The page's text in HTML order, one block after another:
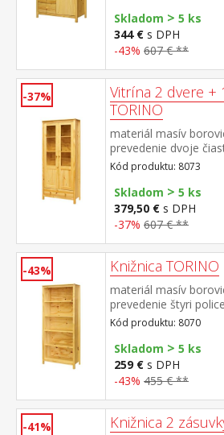
Skladom > 5 ks
344 € s DPH
-43% 607 € **
-37%
Vitrína 2 dvere +
TORINO
materiál masív
prevedenie dvoje
dvere, tri police jedna
pojazdmi
Kód produktu: 8073
Skladom > 5 ks
379,50 € s DPH
-37% 607 € **
-43% Knižnica TORINO
materiál masív
prevedenie štyri police
Kód produktu: 8070
Skladom > 5 ks
259 € s DPH
-43% 455 € **
-41% Knižnica 2